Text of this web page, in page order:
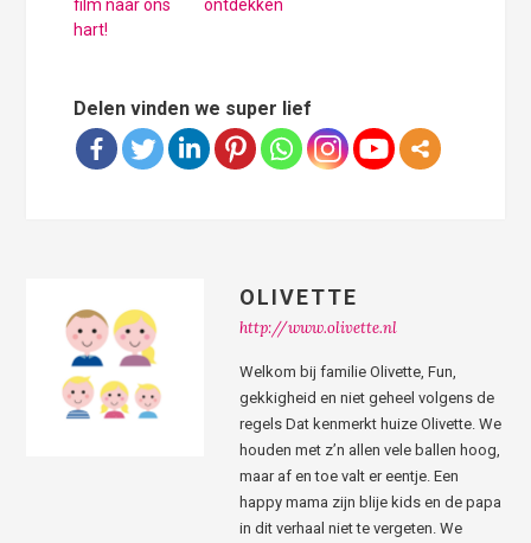
film naar ons
hart!
ontdekken
Delen vinden we super lief
OLIVETTE
http://www.olivette.nl
Welkom bij familie Olivette, Fun,
gekkigheid en niet geheel volgens de
regels Dat kenmerkt huize Olivette. We
houden met z’n allen vele ballen hoog,
maar af en toe valt er eentje. Een
happy mama zijn blije kids en de papa
in dit verhaal niet te vergeten. We